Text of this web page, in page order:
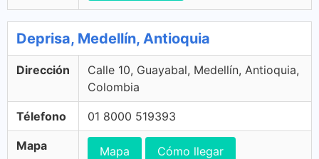
Deprisa, Medellín, Antioquia
Dirección
Calle 10, Guayabal, Medellín, Antioquia,
Colombia
Télefono 01 8000 519393
Mapa Mapa Cómo llegar